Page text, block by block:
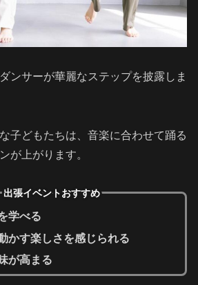
ンサーが華麗なステップを披露しま
子どもたちは、音楽に合わせて踊る
が上がります。
張イベントおすすめ
学べる
かす楽しさを感じられる
が高まる